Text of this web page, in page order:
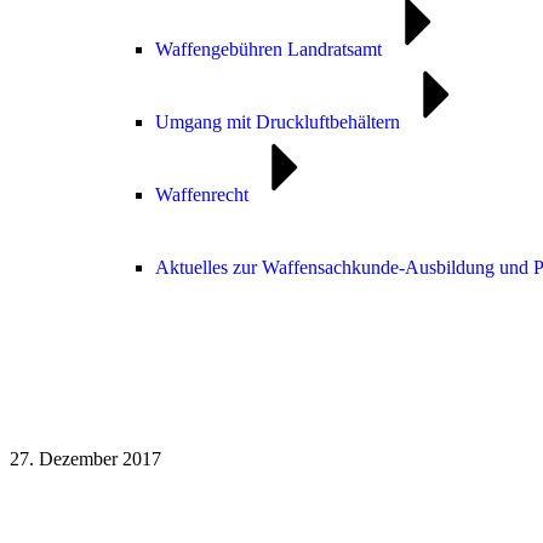
Waffengebühren Landratsamt
Umgang mit Druckluftbehältern
Waffenrecht
Aktuelles zur Waffensachkunde-Ausbildung und
27. Dezember 2017